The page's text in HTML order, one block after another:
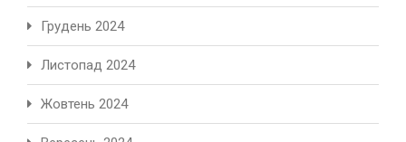
Грудень 2024
Листопад 2024
Жовтень 2024